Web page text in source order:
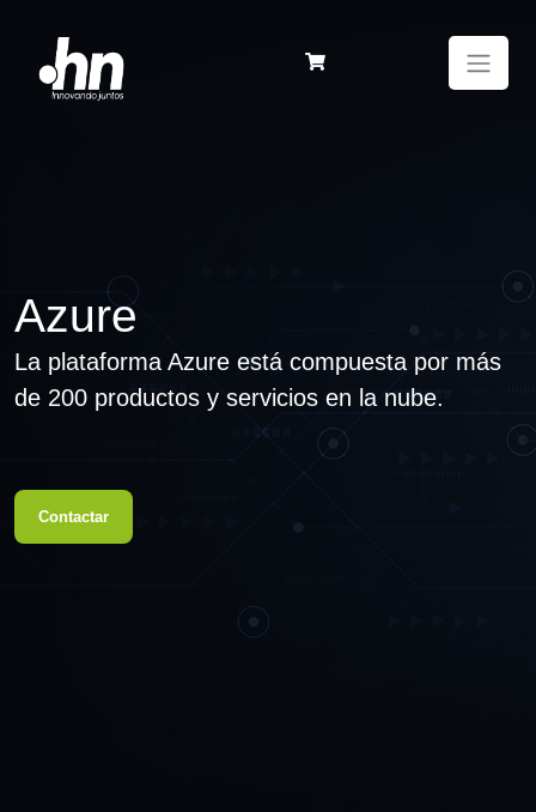
Azure
La plataforma Azure está compuesta por más
de 200 productos y servicios en la nube.
Contactar